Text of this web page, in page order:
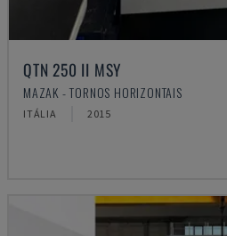
QTN 250 II MSY
MAZAK - TORNOS HORIZONTAIS
ITÁLIA 2015